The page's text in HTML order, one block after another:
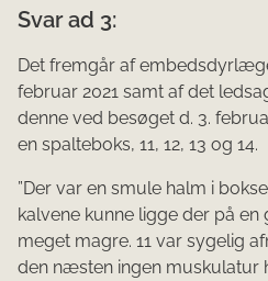
Svar ad 3:
Det fremgår af
februar 2021 samt af det
denne ved besøget d. 3.
en spalteboks, 11, 12, 13 og 14.
”Der var en smule halm i
kalvene kunne ligge der på en
meget magre. 11 var sygelig
den næsten ingen muskulatur